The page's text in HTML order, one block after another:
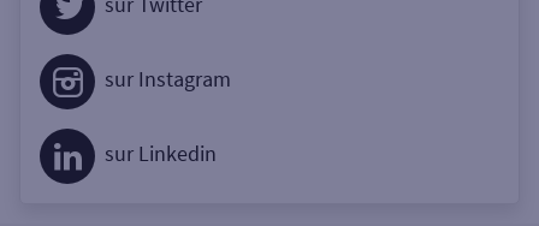
sur Instagram
sur Linkedin